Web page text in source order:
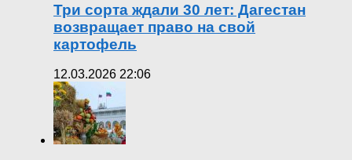
Три сорта ждали 30 лет: Дагестан
возвращает право на свой
картофель
12.03.2026 22:06